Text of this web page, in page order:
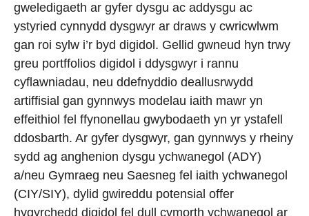
gweledigaeth ar gyfer dysgu ac addysgu ac
ystyried cynnydd dysgwyr ar draws y cwricwlwm
gan roi sylw i’r byd digidol. Gellid gwneud hyn trwy
greu portffolios digidol i ddysgwyr i rannu
cyflawniadau, neu ddefnyddio deallusrwydd
artiffisial gan gynnwys modelau iaith mawr yn
effeithiol fel ffynonellau gwybodaeth yn yr ystafell
ddosbarth. Ar gyfer dysgwyr, gan gynnwys y rheiny
sydd ag anghenion dysgu ychwanegol (ADY)
a/neu Gymraeg neu Saesneg fel iaith ychwanegol
(CIY/SIY), dylid gwireddu potensial offer
hygyrchedd digidol fel dull cymorth ychwanegol ar